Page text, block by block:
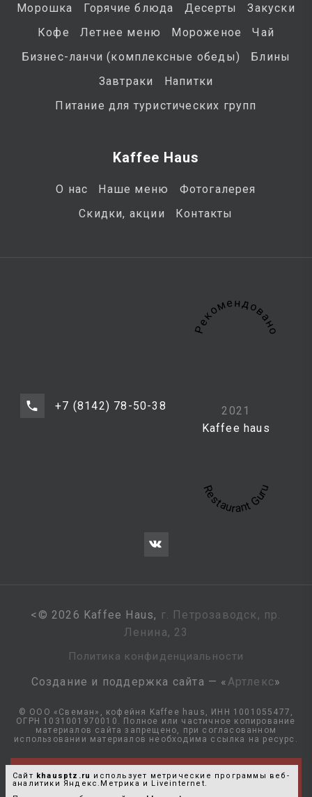
Морошка Горячие блюда Десерты
Закуски
Кофе
Летнее меню Мороженое
Чай
Бизнес-ланчи (комплексные обеды)
Блины
Завтраки
Напитки
Питание для туристических групп
Kaffee Haus
О нас Наше меню
Фотогалерея
Скидки, акции
Контакты
+7 (8142) 78-50-38
Рекомендовано
2021
Kaffee haus
Restaurant Guru
< © 2026 Kaffee Haus, г. Петрозаводск, пр.
Ленина, 23
Политика конфиденциальности
Создание и поддержка сайта — «Артлекс»
© ООО «Свеман», кофейня Kaffee haus, ИНН 1001055477,
ОГРН 1031001970010. Полное или частичное копирование
материалов сайта запрещено, при согласованном
использовании материалов необходима ссылка на ресурс.
✖
Продолжая использовать наш сайт, Вы даете
согласие на обработку файлов cookie и
пользовательских данных (указанных в формах отправки
Сайт khausptz.ru использует метрические программы веб-
аналитики Яндекс.Метрика и Liveinternet.